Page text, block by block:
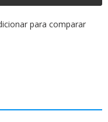
para comparar